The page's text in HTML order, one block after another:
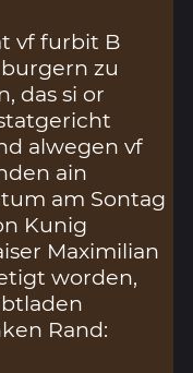
vf furbit B
zu
das si or
alwegen vf
ain
am Sontag
Kunig
Maximilian
worden,
Rand: